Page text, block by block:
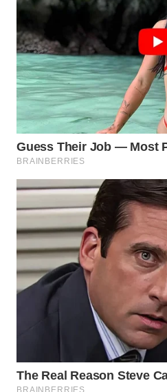
WN
PADANG
LAWAS
WN
SUMEDANG
WN
CIANJUR
WN
SERIBU
WN
TANGERANG